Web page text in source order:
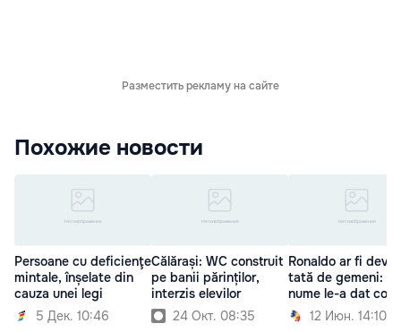
Разместить рекламу на сайте
Похожие новости
Persoane cu deficienţe
mintale, înșelate din
cauza unei legi
5 Дек. 10:46
Călărași: WC construit
pe banii părinților,
interzis elevilor
24 Окт. 08:35
Ronaldo ar fi
tată de gemeni:
nume le-a dat
12 Июн. 14:10